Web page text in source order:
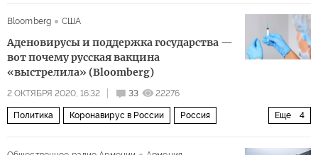
исламизация
Bloomberg США
Аденовирусы и поддержка государства —
вот почему русская вакцина
«выстрелила» (Bloomberg)
2 ОКТЯБРЯ 2020, 16:32 33 22276
Еще 4
Политика Коронавирус в России Россия